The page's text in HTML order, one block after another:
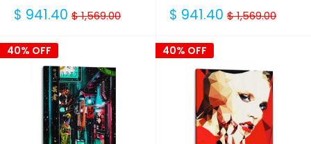
Precio
$ 941.40 $ 1,569.00 Precio
$ 941.40 $ 1,569.00
40% OFF 40% OFF